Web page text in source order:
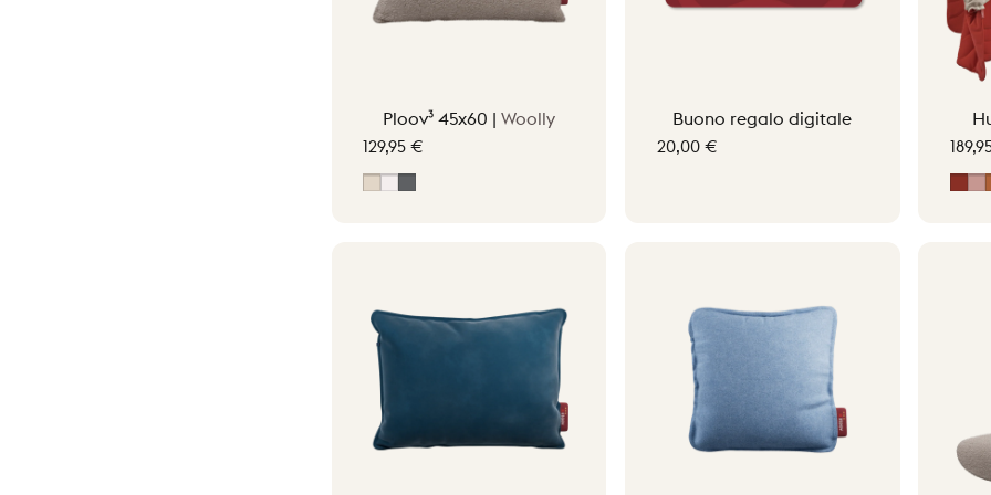
Ploov³ 45x60 |Woolly
129,95 €
Soft Beige
Off-White
Buono regalo digitale
20,00 €